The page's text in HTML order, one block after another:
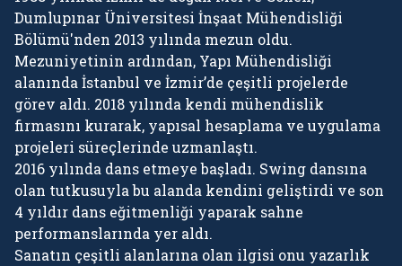
Dumlupınar Üniversitesi İnşaat Mühendisliği
Bölümü'nden 2013 yılında mezun oldu.
Mezuniyetinin ardından, Yapı Mühendisliği
alanında İstanbul ve İzmir’de çeşitli projelerde
görev aldı. 2018 yılında kendi mühendislik
firmasını kurarak, yapısal hesaplama ve uygulama
projeleri süreçlerinde uzmanlaştı.
2016 yılında dans etmeye başladı. Swing dansına
olan tutkusuyla bu alanda kendini geliştirdi ve son
4 yıldır dans eğitmenliği yaparak sahne
performanslarında yer aldı.
Sanatın çeşitli alanlarına olan ilgisi onu yazarlık